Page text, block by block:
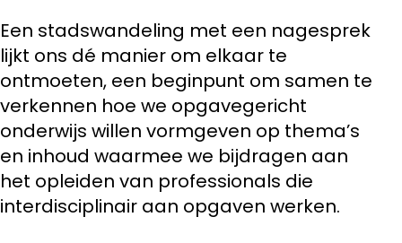
Een stadswandeling met een nagesprek
lijkt ons dé manier om elkaar te
ontmoeten, een beginpunt om samen te
verkennen hoe we opgavegericht
onderwijs willen vormgeven op thema’s
en inhoud waarmee we bijdragen aan
het opleiden van professionals die
interdisciplinair aan opgaven werken.